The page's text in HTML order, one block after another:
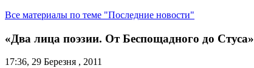
Все материалы по теме "Последние новости"
«Два лица поэзии. От Беспощадного до Стуса»
17:36, 29 Березня , 2011